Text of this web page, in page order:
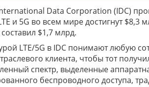
Data Corporation (IDC)
и 5G во всем мире достигнут $8,3
$1,7 млрд.
LTE/5G в IDC понимают любую
клиента, чтобы тот
спектр, выделенные
беспроводного доступа,